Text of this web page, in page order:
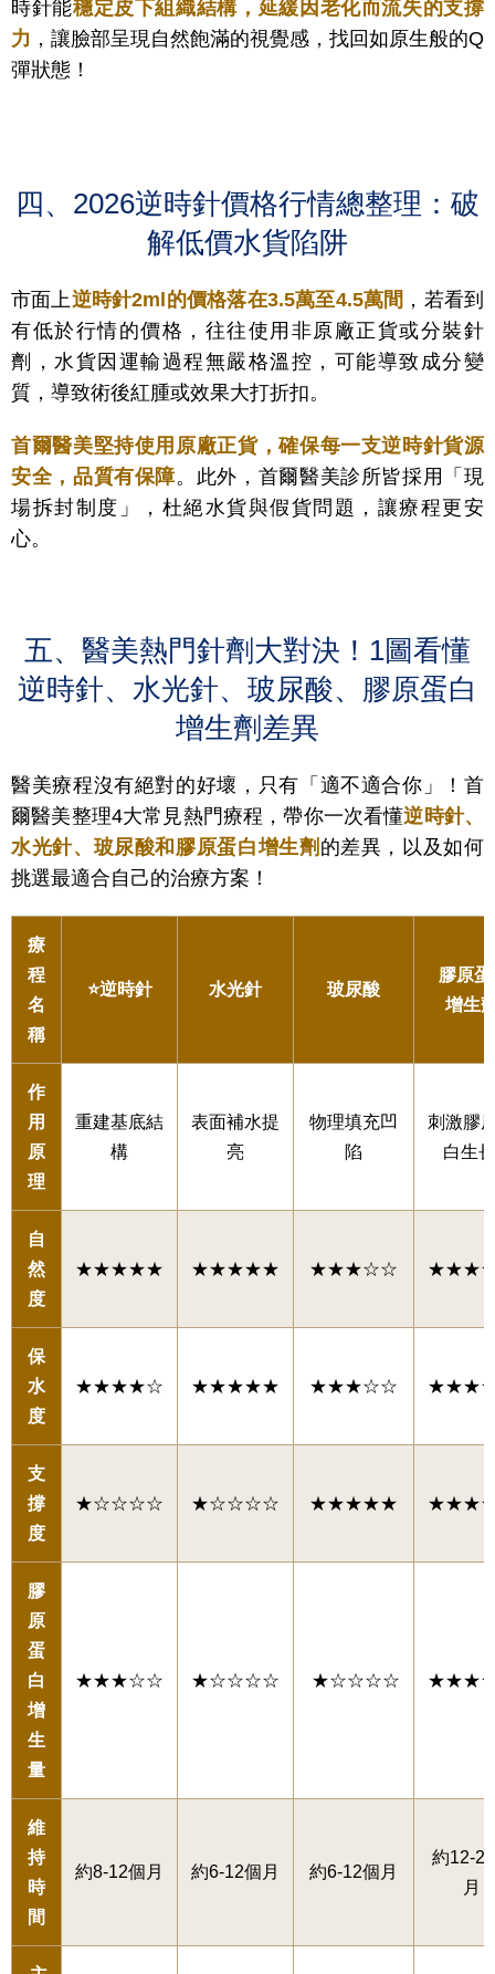
時針能穩定皮下組織結構，延緩因老化而流失的支撐
力 ，讓臉部呈現自然飽滿的視覺感，找回如原生般的Q
彈狀態！
四、2026逆時針價格行情總整理：破
解低價水貨陷阱
市面上逆時針2ml的價格落在3.5萬至4.5萬間 ，若看到
有低於行情的價格，往往使用非原廠正貨或分裝針
劑，水貨因運輸過程無嚴格溫控，可能導致成分變
質，導致術後紅腫或效果大打折扣。
首爾醫美堅持使用原廠正貨，確保每一支逆時針貨源
安全，品質有保障。此外，首爾醫美診所皆採用「現
場拆封制度」，杜絕水貨與假貨問題，讓療程更安
心。
五、醫美熱門針劑大對決！1圖看懂
逆時針、水光針、玻尿酸、膠原蛋白
增生劑差異
醫美療程沒有絕對的好壞，只有「適不適合你」！首
爾醫美整理4大常見熱門療程，帶你一次看懂逆時針、
水光針、玻尿酸和膠原蛋白增生劑 的差異，以及如何
挑選最適合自己的治療方案！
療
程
名
稱
⭐逆時針 水光針 玻尿酸
膠原
增生
作
用
原
理
重建基底結
構
表面補水提
亮
物理填充凹
陷
刺激膠
白生
自
然
度
★★★★★ ★★★★★ ★★★☆☆
保
水
度
★★★★☆ ★★★★★ ★★★☆☆
支
撐
度
★☆☆☆☆ ★☆☆☆☆ ★★★★★
膠
原
蛋
白
增
生
量
★★★☆☆ ★☆☆☆☆ ★☆☆☆☆
維
持
時
間
約8-12個月 約6-12個月 約6-12個月
約12-
月